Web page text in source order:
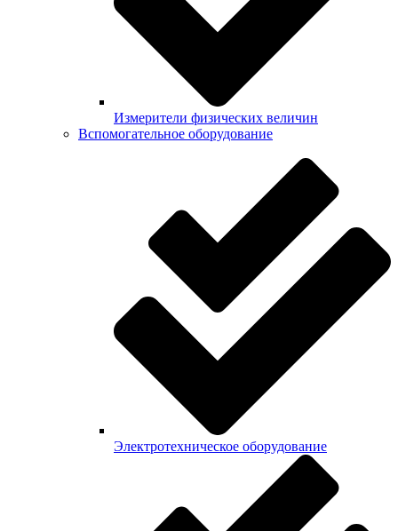
Измерители физических величин
Вспомогательное оборудование
Электротехническое оборудование